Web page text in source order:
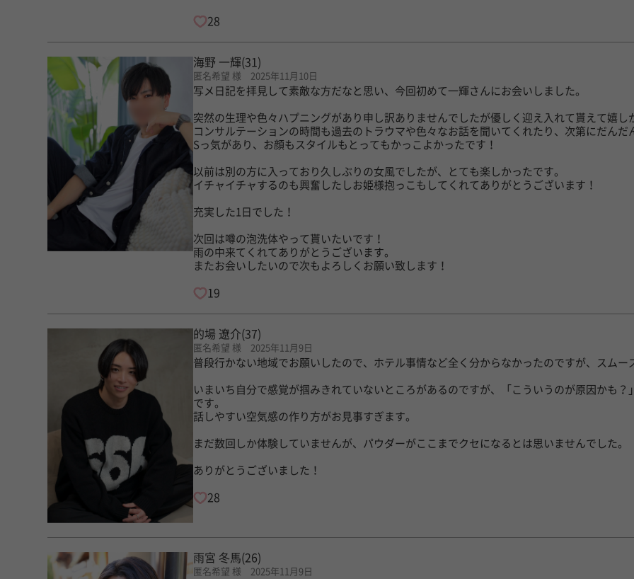
28
海野 一輝(31)
匿名希望 様 2025年11月10日
写メ日記を拝見して素敵な方だなと思い、今回初めて一輝さんにお会いしました。
突然の生理や色々ハプニングがあり申し訳ありませんでしたが優しく迎え入れて貰えて嬉し
コンサルテーションの時間も過去のトラウマや色々なお話を聞いてくれたり、次第にだん
Sっ気があり、お顔もスタイルもとってもかっこよかったです！
以前は別の方に入っており久しぶりの女風でしたが、とても楽しかったです。
イチャイチャするのも興奮したしお姫様抱っこもしてくれてありがとうございます！
充実した1日でした！
次回は噂の泡洗体やって貰いたいです！
雨の中来てくれてありがとうございます。
またお会いしたいので次もよろしくお願い致します！
19
的場 遼介(37)
匿名希望 様 2025年11月9日
普段行かない地域でお願いしたので、ホテル事情など全く分からなかったのですが、スム
いまいち自分で感覚が掴みきれていないところがあるのですが、「こういうのが原因かも
です。
話しやすい空気感の作り方がお見事すぎます。
まだ数回しか体験していませんが、パウダーがここまでクセになるとは思いませんでした。
ありがとうございました！
28
雨宮 冬馬(26)
匿名希望 様 2025年11月9日